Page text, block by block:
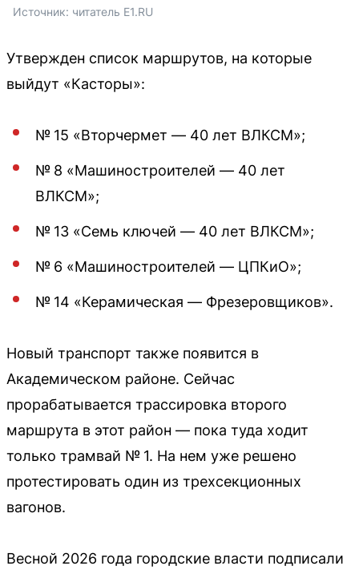
Источник: читатель E1.RU
Утвержден список маршрутов, на которые
выйдут «Касторы»:
№ 15 «Вторчермет — 40 лет ВЛКСМ»;
№ 8 «Машиностроителей — 40 лет
ВЛКСМ»;
№ 13 «Семь ключей — 40 лет ВЛКСМ»;
№ 6 «Машиностроителей — ЦПКиО»;
№ 14 «Керамическая — Фрезеровщиков».
Новый транспорт также появится в
Академическом районе. Сейчас
прорабатывается трассировка второго
маршрута в этот район — пока туда ходит
только трамвай № 1. На нем уже решено
протестировать один из трехсекционных
вагонов.
Весной 2026 года городские власти подписали